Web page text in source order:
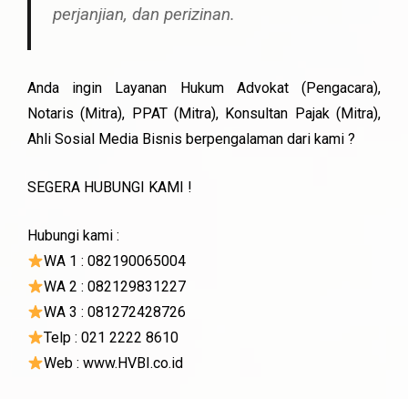
perjanjian, dan perizinan.
Anda ingin Layanan Hukum Advokat (Pengacara),
Notaris (Mitra), PPAT (Mitra), Konsultan Pajak (Mitra),
Ahli Sosial Media Bisnis berpengalaman dari kami ?
SEGERA HUBUNGI KAMI !
Hubungi kami :
WA 1 : 082190065004
WA 2 : 082129831227
WA 3 : 081272428726
Telp : 021 2222 8610
Web : www.HVBI.co.id